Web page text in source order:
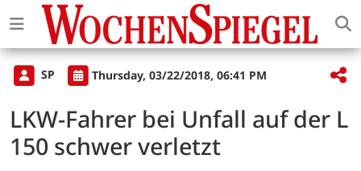
SP Thursday, 03/22/2018, 06:41 PM
LKW-Fahrer bei Unfall auf der L
150 schwer verletzt